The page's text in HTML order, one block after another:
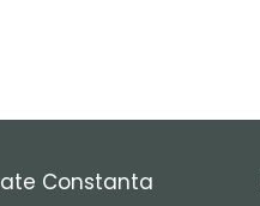
Constanta